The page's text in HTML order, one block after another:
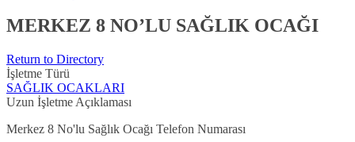
MERKEZ 8 NO’LU SAĞLIK OCAĞI
Return to Directory
İşletme Türü
SAĞLIK OCAKLARI
Uzun İşletme Açıklaması
Merkez 8 No'lu Sağlık Ocağı Telefon Numarası